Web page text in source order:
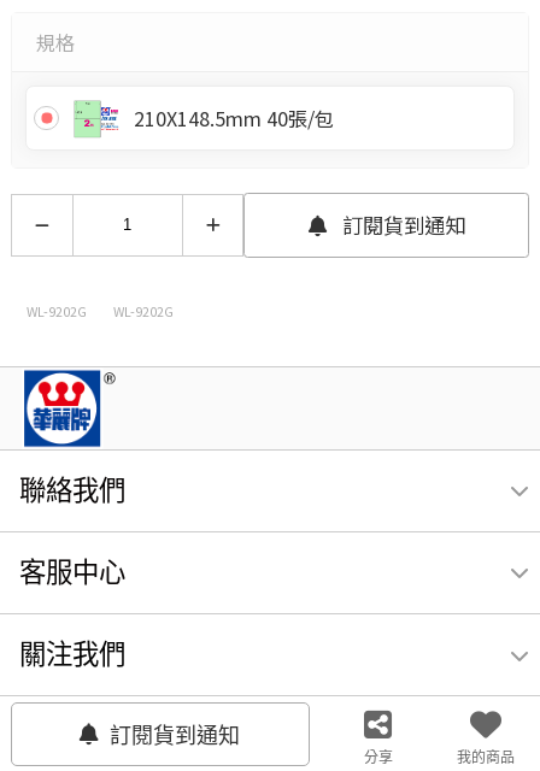
規格
210X148.5mm 40張/包
訂閱貨到通知
WL-9202G WL-9202G
聯絡我們
客服中心
關注我們
訂閱貨到通知
分享 我的商品